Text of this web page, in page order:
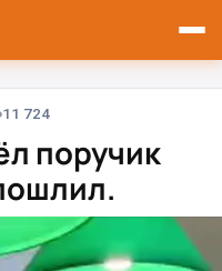
11 724
поручик